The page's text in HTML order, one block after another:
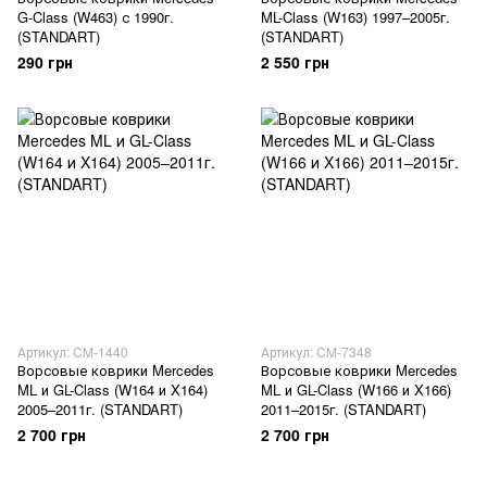
G-Class (W463) с 1990г.
(STANDART)
290 грн
ML-Class (W163) 1997–2005г.
(STANDART)
2 550 грн
Артикул: CM-1440
Ворсовые коврики Mercedes
ML и GL-Class (W164 и X164)
2005–2011г. (STANDART)
2 700 грн
Артикул: CM-7348
Ворсовые коврики Mercedes
ML и GL-Class (W166 и X166)
2011–2015г. (STANDART)
2 700 грн